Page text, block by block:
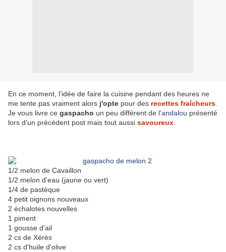
En ce moment, l'idée de faire la cuisine pendant des heures ne
me tente pas vraiment alors j'opte pour des recettes fraîcheurs
Je vous livre ce gaspacho un peu différent de l'andalou présenté
lors d'un précédent post mais tout aussi savoureux
1/2 melon de Cavaillon
1/2 melon d'eau (jaune ou vert)
1/4 de pastèque
4 petit oignons nouveaux
2 échalotes nouvelles
1 piment
1 gousse d'ail
2 cs de Xérès
2 cs d'huile d'olive